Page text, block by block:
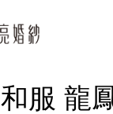
服 龍